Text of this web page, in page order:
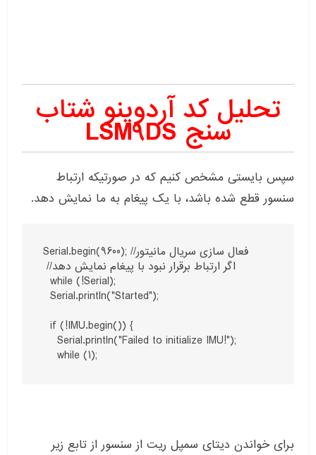
تحلیل کد آردوینو شتاب
سنج LSM9DS
سپس بایستی مشخص کنیم که در صورتیکه ارتباط
سنسور قطع شده باشد، با یک پیغام به ما نمایش دهد.
Serial.begin(9600); //فعال سازی سریال مانیتور
//اگر ارتباط برقرار نبود با پیغام نمایش دهد
  while (!Serial);
  Serial.println("Started");
  if (!IMU.begin()) {
    Serial.println("Failed to initialize IMU!");
    while (1);
برای خواندن دیتای سمپل ریت از سنسور از تابع زیر